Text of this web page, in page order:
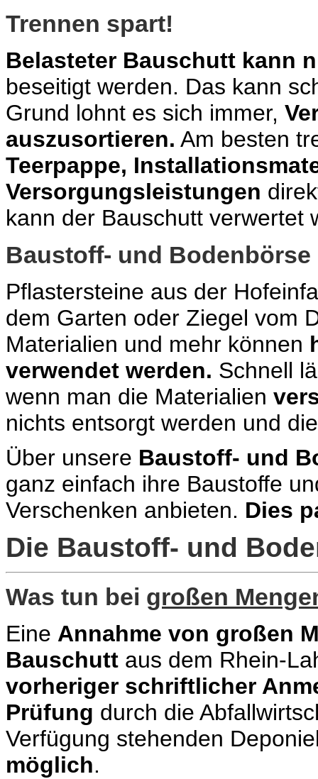
Trennen spart!
Belasteter Bauschutt kann
beseitigt werden. Das kann
Grund lohnt es sich immer,
auszusortieren. Am besten
Teerpappe,
Versorgungsleistungen
kann der Bauschutt verwertet
Baustoff- und Bodenbörse
Pflastersteine aus der
dem Garten oder Ziegel vom
Materialien und mehr können
verwendet werden. Schnell
wenn man die Materialien
nichts entsorgt werden und
Über unsere Baustoff- und
ganz einfach ihre Baustoffe
Verschenken anbieten. Dies
Die Baustoff- und
Was tun bei großen
Eine Annahme von großen
Bauschutt aus dem Rhein-
vorheriger schriftlicher
Prüfung durch die
Verfügung stehenden
möglich.